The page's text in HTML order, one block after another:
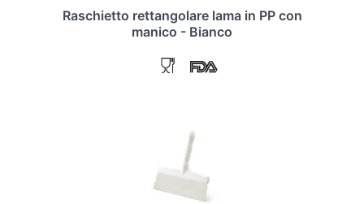
Raschietto rettangolare lama in PP con
manico - Bianco